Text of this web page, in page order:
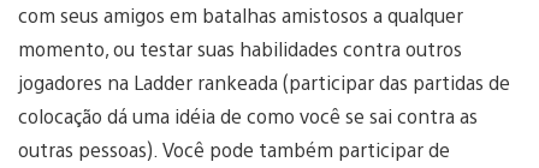
com seus amigos em batalhas amistosos a qualquer
momento, ou testar suas habilidades contra outros
jogadores na Ladder rankeada (participar das partidas de
colocação dá uma idéia de como você se sai contra as
outras pessoas). Você pode também participar de